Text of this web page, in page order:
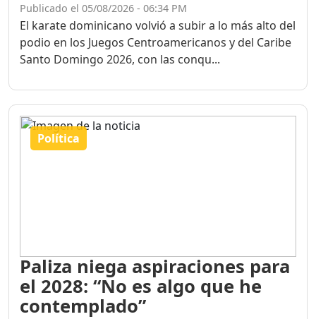
Publicado el 05/08/2026 - 06:34 PM
El karate dominicano volvió a subir a lo más alto del
podio en los Juegos Centroamericanos y del Caribe
Santo Domingo 2026, con las conqu...
Política
Paliza niega aspiraciones para
el 2028: “No es algo que he
contemplado”